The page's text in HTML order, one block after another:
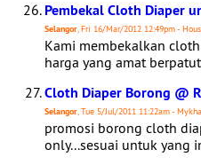
Pembekal Cloth Diaper
Selangor, Fri 16/Mar/2012 12:49pm -
Kami membekalkan
harga yang amat
Cloth Diaper Borong @
Selangor, Tue 5/Jul/2011 11:22am -
promosi borong cloth
only...sesuai untuk yang